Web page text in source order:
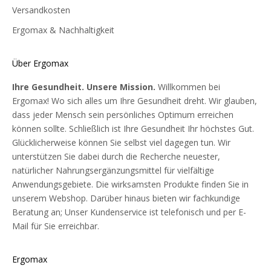
Einnahme von 10 µg Vitamin D empfohlen. Männer, die
rauchen, benötigen möglicherweise zusätzlichen Vitamin C-
Kinderwunsch ihren Körper mit dem Mineral Selen
unterstützen, das zur Beweglichkeit der Spermien beiträgt, und
mit Zink, das gut für die männliche Fruchtbarkeit ist und hilft,
einen normalen Testosteronspiegel im Blut
aufrechtzuerhalten. Einige Nahrungsergänzungsmittel für
Männer enthalten Sägepalme wegen ihrer potenziell positiven
Wirkung auf die Prostata, die Harnwege und die männliche
Fruchtbarkeit*.
Worauf sollte ich beim Kauf eines
Nahrungsergänzungsmittels achten?
Die Auswahl einer Ergänzung kann schwierig sein, die Auswahl
sie enthalten sind und welche Qualität die Zutaten haben. Bei
Versandkosten
Ergomax & Nachhaltigkeit
Über Ergomax
Ihre Gesundheit. Unsere Mission. Willkommen bei
Ergomax! Wo sich alles um Ihre Gesundheit dreht. Wir glauben,
dass jeder Mensch sein persönliches Optimum erreichen
können sollte. Schließlich ist Ihre Gesundheit Ihr höchstes Gut.
Glücklicherweise können Sie selbst viel dagegen tun. Wir
unterstützen Sie dabei durch die Recherche neuester,
natürlicher Nahrungsergänzungsmittel für vielfältige
Anwendungsgebiete. Die wirksamsten Produkte finden Sie in
unserem Webshop. Darüber hinaus bieten wir fachkundige
Beratung an; Unser Kundenservice ist telefonisch und per E-
Mail für Sie erreichbar.
Ergomax